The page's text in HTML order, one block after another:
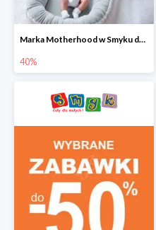
Marka Motherhood w Smyku do -40%
40%